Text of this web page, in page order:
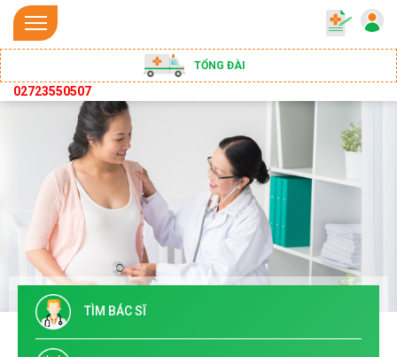
TỔNG ĐÀI
02723550507
TÌM BÁC SĨ